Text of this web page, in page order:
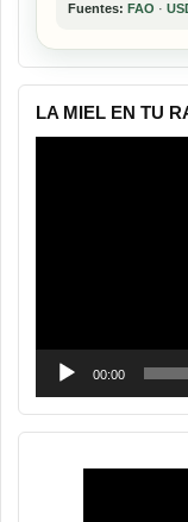
Fuentes: FAO ·
LA MIEL EN TU
00:00